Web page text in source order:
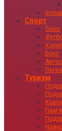
Спорт
Теніс
Хокей
Бокс
Туризм